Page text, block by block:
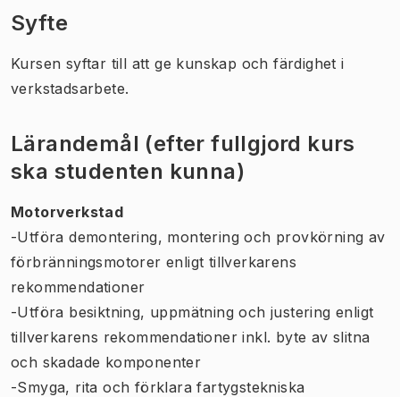
Syfte
Kursen syftar till att ge kunskap och färdighet i
verkstadsarbete.
Lärandemål (efter fullgjord kurs
ska studenten kunna)
Motorverkstad
-Utföra demontering, montering och provkörning av
förbränningsmotorer enligt tillverkarens
rekommendationer
-Utföra besiktning, uppmätning och justering enligt
tillverkarens rekommendationer inkl. byte av slitna
och skadade komponenter
-Smyga, rita och förklara fartygstekniska